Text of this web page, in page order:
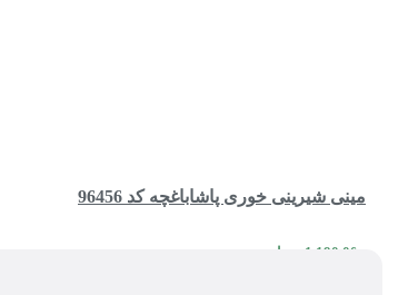
مینی شیرینی خوری پاشاباغچه کد 96456
1,190,000 تومان